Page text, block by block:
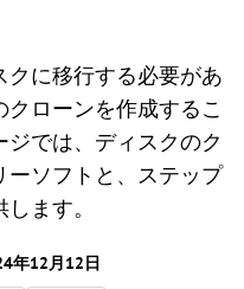
に移行する必要があ
ローンを作成するこ
では、ディスクのク
ーソフトと、ステップ
ます。
年12月12日